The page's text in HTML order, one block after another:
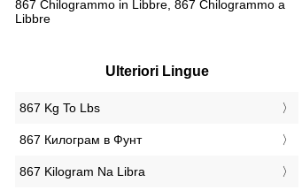
867 Chilogrammo in Libbre, 867 Chilogrammo a
Libbre
Ulteriori Lingue
‎867 Kg To Lbs
‎867 Килограм в Фунт
‎867 Kilogram Na Libra